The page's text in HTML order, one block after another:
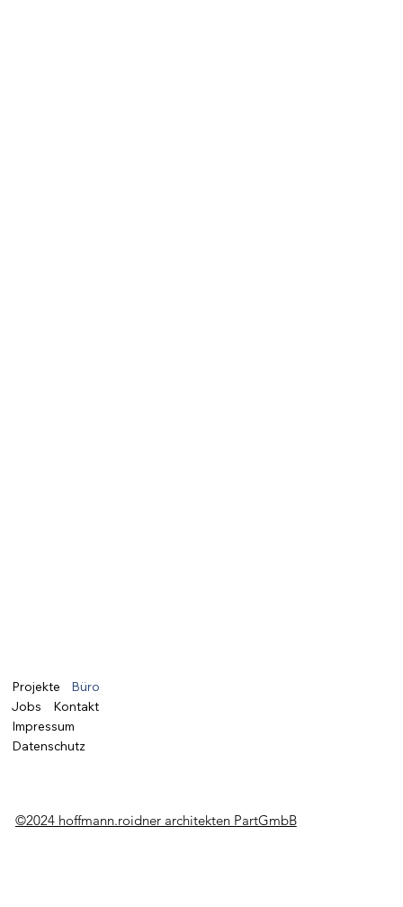
Projekte
Büro
Jobs
Kontakt
Impressum
Datenschutz
©2024 hoffmann.roidner architekten PartGmbB